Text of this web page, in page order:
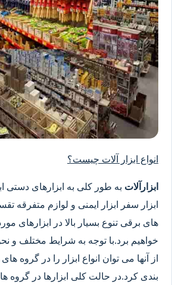
انواع ابزار آلات چیست؟
ابزارآلات به طور کلی به ابزارهای دستی
ابزار سفر ابزار ایمنی و لوازم متفرقه
های برقی تنوع بسیار بالا در ابزارهای
خواهیم برد.با توجه به شرایط مختلف و
از آنها می توان انواع ابزار را در گروه
بندی کرد.در حالت کلی ابزارها در گروه